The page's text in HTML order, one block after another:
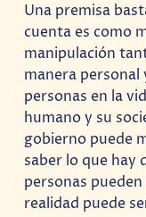
Una premisa
cuenta es como
manipulación
manera
personas en la
humano y su
gobierno puede
saber lo que hay
personas
realidad puede